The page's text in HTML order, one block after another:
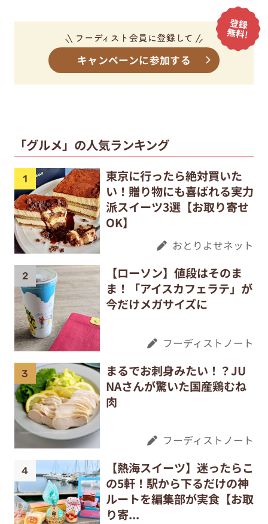
キャンペーンに参加する
「グルメ」の人気ランキング
東京に行ったら絶対買いた
い！贈り物にも喜ばれる実力
派スイーツ3選【お取り寄せ
OK】
おとりよせネット
【ローソン】値段はそのま
ま！「アイスカフェラテ」が
今だけメガサイズに
フーディストノート
まるでお刺身みたい！？JU
NAさんが驚いた国産鶏むね
肉
フーディストノート
【熱海スイーツ】迷ったらこ
の5軒！駅から下るだけの神
ルートを編集部が実食【お取
り寄...